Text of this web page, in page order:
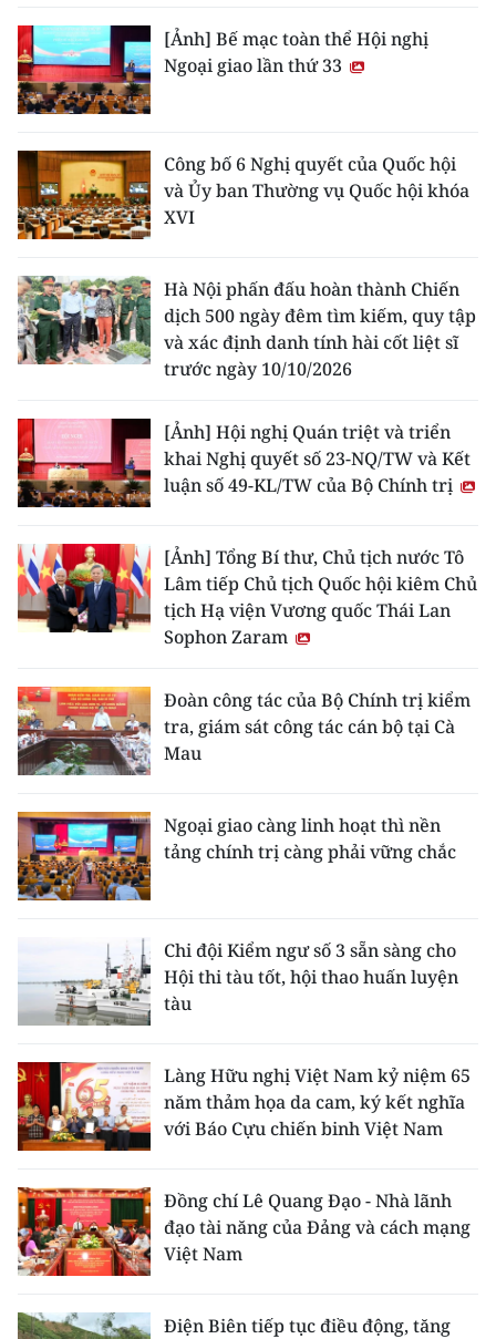
[Ảnh] Bế mạc toàn thể Hội nghị
Ngoại giao lần thứ 33
Công bố 6 Nghị quyết của Quốc hội
và Ủy ban Thường vụ Quốc hội khóa
XVI
Hà Nội phấn đấu hoàn thành Chiến
dịch 500 ngày đêm tìm kiếm, quy tập
và xác định danh tính hài cốt liệt sĩ
trước ngày 10/10/2026
[Ảnh] Hội nghị Quán triệt và triển
khai Nghị quyết số 23-NQ/TW và Kết
luận số 49-KL/TW của Bộ Chính trị
[Ảnh] Tổng Bí thư, Chủ tịch nước Tô
Lâm tiếp Chủ tịch Quốc hội kiêm Chủ
tịch Hạ viện Vương quốc Thái Lan
Sophon Zaram
Đoàn công tác của Bộ Chính trị kiểm
tra, giám sát công tác cán bộ tại Cà
Mau
Ngoại giao càng linh hoạt thì nền
tảng chính trị càng phải vững chắc
Chi đội Kiểm ngư số 3 sẵn sàng cho
Hội thi tàu tốt, hội thao huấn luyện
tàu
Làng Hữu nghị Việt Nam kỷ niệm 65
năm thảm họa da cam, ký kết nghĩa
với Báo Cựu chiến binh Việt Nam
Đồng chí Lê Quang Đạo - Nhà lãnh
đạo tài năng của Đảng và cách mạng
Việt Nam
Điện Biên tiếp tục điều động, tăng